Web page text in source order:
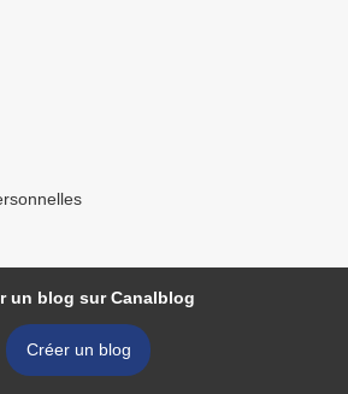
un blog sur Canalblog
Créer un blog